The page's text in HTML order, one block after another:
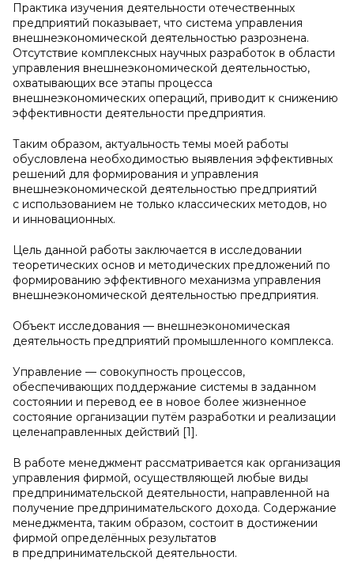
Практика изучения деятельности отечественных
предприятий показывает, что система управления
внешнеэкономической деятельностью разрознена.
Отсутствие комплексных научных разработок в области
управления внешнеэкономической деятельностью,
охватывающих все этапы процесса
внешнеэкономических операций, приводит к снижению
эффективности деятельности предприятия.
Таким образом, актуальность темы моей работы
обусловлена необходимостью выявления эффективных
решений для формирования и управления
внешнеэкономической деятельностью предприятий
с использованием не только классических методов, но
и инновационных.
Цель данной работы заключается в исследовании
теоретических основ и методических предложений по
формированию эффективного механизма управления
внешнеэкономической деятельностью предприятия.
Объект исследования — внешнеэкономическая
деятельность предприятий промышленного комплекса.
Управление — совокупность процессов,
обеспечивающих поддержание системы в заданном
состоянии и перевод ее в новое более жизненное
состояние организации путём разработки и реализации
целенаправленных действий [1].
В работе менеджмент рассматривается как организация
управления фирмой, осуществляющей любые виды
предпринимательской деятельности, направленной на
получение предпринимательского дохода. Содержание
менеджмента, таким образом, состоит в достижении
фирмой определённых результатов
в предпринимательской деятельности.